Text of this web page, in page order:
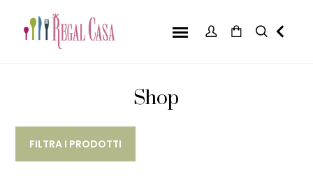
Shop
FILTRA I PRODOTTI